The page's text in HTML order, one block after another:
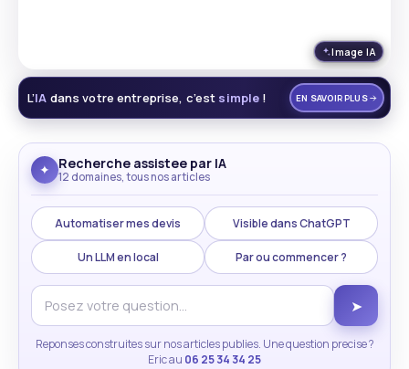
Image IA
L’IA dans votre entreprise, c’est simple ! EN SAVOIR PLUS
✦ Recherche assistee par IA
12 domaines, tous nos articles
Automatiser mes devis Visible dans ChatGPT
Un LLM en local Par ou commencer ?
➤
Reponses construites sur nos articles publies. Une question precise ?
Eric au 06 25 34 34 25